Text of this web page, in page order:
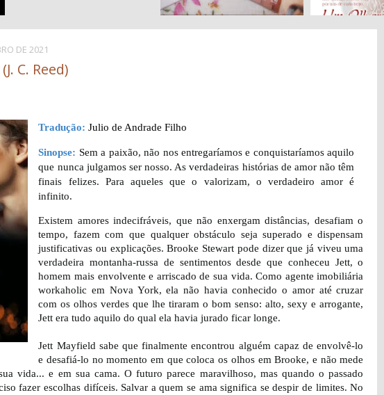
DE 2021
C. Reed)
Tradução: Julio de Andrade Filho
Sinopse: Sem a paixão, não nos entregaríamos e conquistaríamos aquilo
que nunca julgamos ser nosso. As verdadeiras histórias de amor não têm
finais felizes. Para aqueles que o valorizam, o verdadeiro amor é
infinito.
Existem amores indecifráveis, que não enxergam distâncias, desafiam o
tempo, fazem com que qualquer obstáculo seja superado e dispensam
justificativas ou explicações. Brooke Stewart pode dizer que já viveu uma
verdadeira montanha-russa de sentimentos desde que conheceu Jett, o
homem mais envolvente e arriscado de sua vida. Como agente imobiliária
workaholic em Nova York, ela não havia conhecido o amor até cruzar
com os olhos verdes que lhe tiraram o bom senso: alto, sexy e arrogante,
Jett era tudo aquilo do qual ela havia jurado ficar longe.
Jett Mayfield sabe que finalmente encontrou alguém capaz de envolvê-lo
e desafiá-lo no momento em que coloca os olhos em Brooke, e não mede
vida... e em sua cama. O futuro parece maravilhoso, mas quando o passado
fazer escolhas difíceis. Salvar a quem se ama significa se despir de limites. No